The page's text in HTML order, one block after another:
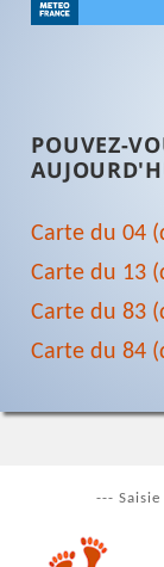
POUVEZ-
Carte du 04
Carte du 13
Carte du 83
Carte du 84
---